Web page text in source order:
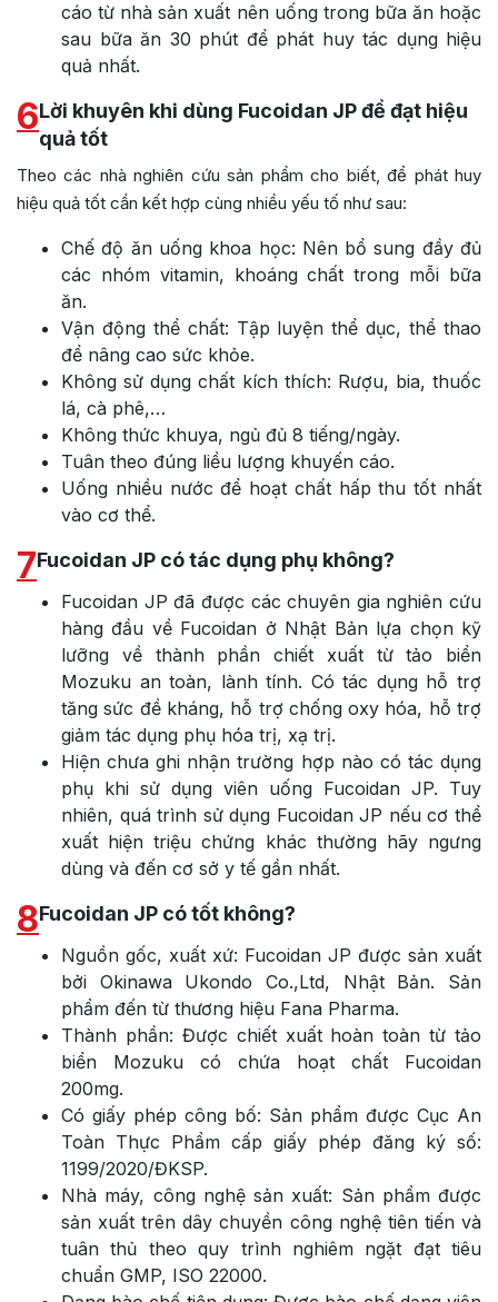
cáo từ nhà sản xuất nên uống trong bữa ăn hoặc
sau bữa ăn 30 phút để phát huy tác dụng hiệu
quả nhất.
6Lời khuyên khi dùng Fucoidan JP để đạt hiệu
quả tốt
Theo các nhà nghiên cứu sản phẩm cho biết, để phát huy
hiệu quả tốt cần kết hợp cùng nhiều yếu tố như sau:
Chế độ ăn uống khoa học: Nên bổ sung đầy đủ
các nhóm vitamin, khoáng chất trong mỗi bữa
ăn.
Vận động thể chất: Tập luyện thể dục, thể thao
để nâng cao sức khỏe.
Không sử dụng chất kích thích: Rượu, bia, thuốc
lá, cà phê,…
Không thức khuya, ngủ đủ 8 tiếng/ngày.
Tuân theo đúng liều lượng khuyến cáo.
Uống nhiều nước để hoạt chất hấp thu tốt nhất
vào cơ thể.
7Fucoidan JP có tác dụng phụ không?
Fucoidan JP đã được các chuyên gia nghiên cứu
hàng đầu về Fucoidan ở Nhật Bản lựa chọn kỹ
lưỡng về thành phần chiết xuất từ tảo biển
Mozuku an toàn, lành tính. Có tác dụng hỗ trợ
tăng sức đề kháng, hỗ trợ chống oxy hóa, hỗ trợ
giảm tác dụng phụ hóa trị, xạ trị.
Hiện chưa ghi nhận trường hợp nào có tác dụng
phụ khi sử dụng viên uống Fucoidan JP. Tuy
nhiên, quá trình sử dụng Fucoidan JP nếu cơ thể
xuất hiện triệu chứng khác thường hãy ngưng
dùng và đến cơ sở y tế gần nhất.
8Fucoidan JP có tốt không?
Nguồn gốc, xuất xứ: Fucoidan JP được sản xuất
bởi Okinawa Ukondo Co.,Ltd, Nhật Bản. Sản
phẩm đến từ thương hiệu Fana Pharma.
Thành phần: Được chiết xuất hoàn toàn từ tảo
biển Mozuku có chứa hoạt chất Fucoidan
200mg.
Có giấy phép công bố: Sản phẩm được Cục An
Toàn Thực Phẩm cấp giấy phép đăng ký số:
1199/2020/ĐKSP.
Nhà máy, công nghệ sản xuất: Sản phẩm được
sản xuất trên dây chuyền công nghệ tiên tiến và
tuân thủ theo quy trình nghiêm ngặt đạt tiêu
chuẩn GMP, ISO 22000.